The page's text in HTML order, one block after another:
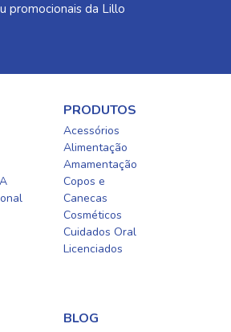
promocionais da Lillo
PRODUTOS
Acessórios
Alimentação
Amamentação
Copos e
Canecas
Cosméticos
Cuidados Oral​
Licenciados​
BLOG